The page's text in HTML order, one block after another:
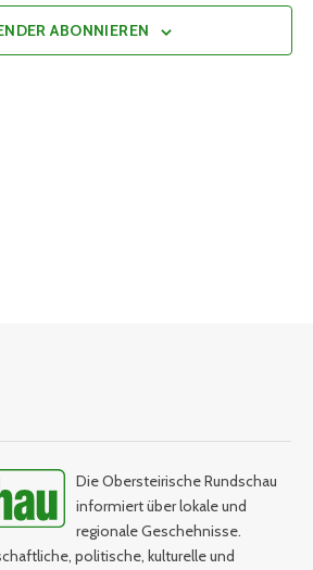
ABONNIEREN
Die Obersteirische Rundschau
informiert über lokale und
regionale Geschehnisse.
politische, kulturelle und